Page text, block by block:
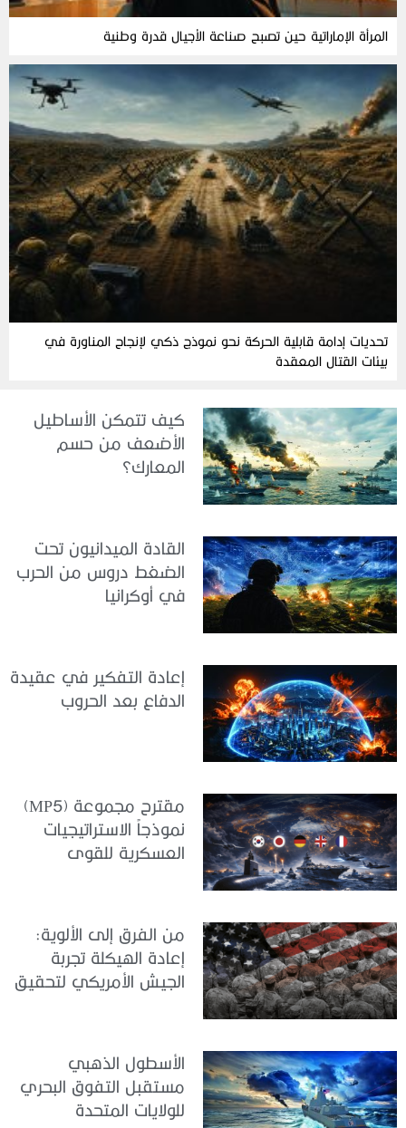
المرأة‭ ‬الإماراتية‭ ‬حين‭ ‬تصبح‭ ‬صناعة‭ ‬الأجيال‭ ‬قدرة‭ ‬وطنية
تحديات إدامة قابلية الحركة نحو نموذج ذكي لإنجاح المناورة في
بيئات القتال المعقدة
كيف تتمكن الأساطيل
الأضعف من حسم
المعارك؟
القادة الميدانيون تحت
الضغط دروس من الحرب
في أوكرانيا
إعادة التفكير في عقيدة
الدفاع بعد الحروب
مقترح مجموعة (MP5)
نموذجاً الاستراتيجيات
العسكرية للقوى
من الفرق إلى الألوية:
إعادة الهيكلة تجربة
الجيش الأمريكي لتحقيق
الأسطول الذهبي
مستقبل التفوق البحري
للولايات المتحدة